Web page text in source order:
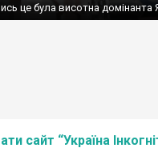
це була висотна домінанта
сайт “Україна